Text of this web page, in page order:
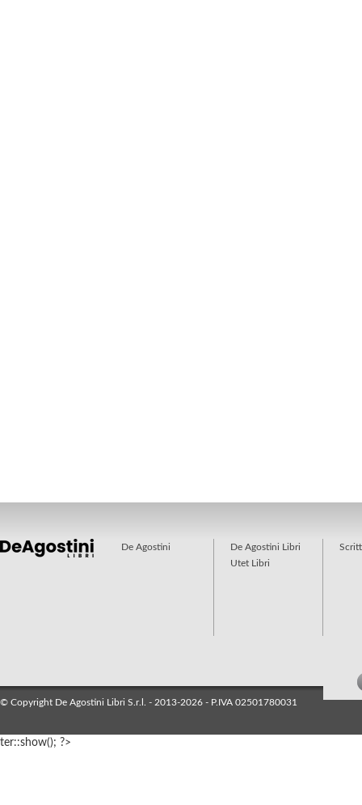
De Agostini
De Agostini Libri
Utet Libri
© Copyright De Agostini Libri S.r.l. - 2013-2026 - P.IVA 02501780031
ter::show(); ?>